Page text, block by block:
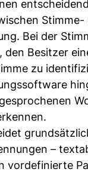
Stimme-
Bei der
den Besitzer
zu
–
vordefinierte